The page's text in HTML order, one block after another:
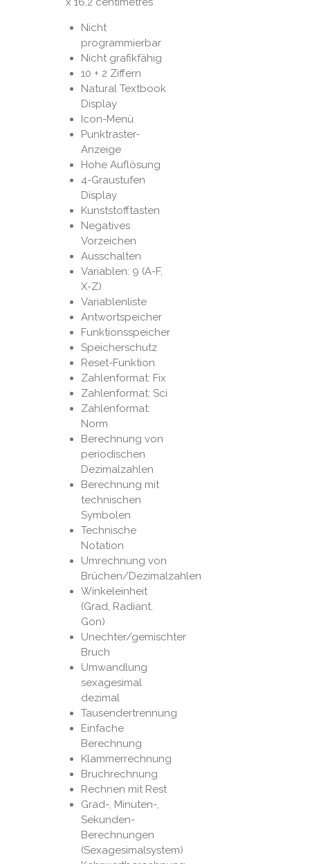
Nicht
programmierbar
Nicht grafikfähig
10 + 2 Ziffern
Natural Textbook
Display
Icon-Menü
Punktraster-
Anzeige
Hohe Auflösung
4-Graustufen
Display
Kunststofftasten
Negatives
Vorzeichen
Ausschalten
Variablen: 9 (A-F,
X-Z)
Variablenliste
Antwortspeicher
Funktionsspeicher
Speicherschutz
Reset-Funktion
Zahlenformat: Fix
Zahlenformat: Sci
Zahlenformat:
Norm
Berechnung von
periodischen
Dezimalzahlen
Berechnung mit
technischen
Symbolen
Technische
Notation
Umrechnung von
Brüchen/Dezimalzahlen
Winkeleinheit
(Grad, Radiant,
Gon)
Unechter/gemischter
Bruch
Umwandlung
sexagesimal
dezimal
Tausendertrennung
Einfache
Berechnung
Klammerrechnung
Bruchrechnung
Rechnen mit Rest
Grad-, Minuten-,
Sekunden-
Berechnungen
(Sexagesimalsystem)